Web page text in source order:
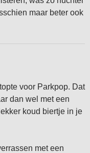
maar beter ook
voor Parkpop. Dat
dan wel met een
koud biertje in je
met een